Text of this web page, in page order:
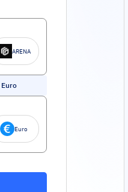
ARENA
Euro
Euro